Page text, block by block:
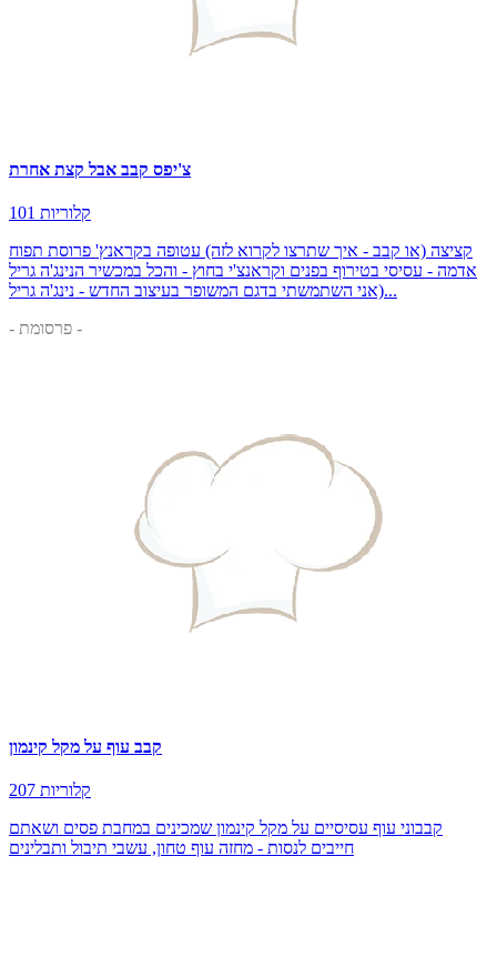
צ'יפס קבב אבל קצת אחרת
101 קלוריות
קציצה (או קבב - איך שתרצו לקרוא לזה) עטופה בקראנץ' פרוסת תפוח
אדמה - עסיסי בטירוף בפנים וקראנצ'י בחוץ - והכל במכשיר הנינג'ה גריל
(אני השתמשתי בדגם המשופר בעיצוב החדש - נינג'ה גריל...
- פרסומת -
קבב עוף על מקל קינמון
207 קלוריות
קבבוני עוף עסיסיים על מקל קינמון שמכינים במחבת פסים ושאתם
חייבים לנסות - מחזה עוף טחון, עשבי תיבול ותבלינים